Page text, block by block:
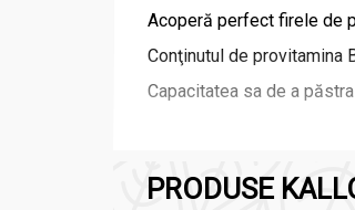
Acoperă perfect firele de
Conţinutul de provitamina
Capacitatea sa de a
PRODUSE